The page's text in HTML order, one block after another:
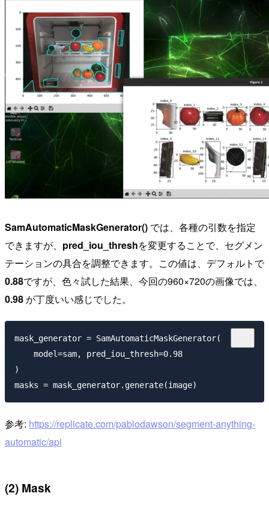
SamAutomaticMaskGenerator() では、各種の引数を指定
できますが、 pred_iou_threshを変更することで、セグメン
テーションの具合を調整できます。この値は、デフォルトで
0.88ですが、色々試した結果、今回の960×720の画像では、
0.98 が丁度いい感じでした。
mask_generator = SamAutomaticMaskGenerator(
    model=sam, pred_iou_thresh=0.98
)
参考: https://replicate.com/pablodawson/segment-anything-
automatic/api
(2) Mask